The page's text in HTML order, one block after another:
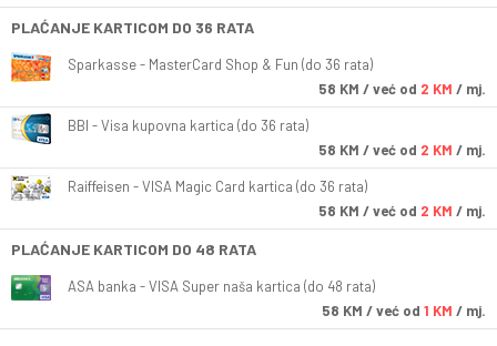
PLAĆANJE KARTICOM DO 36 RATA
Sparkasse - MasterCard Shop & Fun (do 36 rata)
58 KM / već od 2 KM / mj.
BBI - Visa kupovna kartica (do 36 rata)
58 KM / već od 2 KM / mj.
Raiffeisen - VISA Magic Card kartica (do 36 rata)
58 KM / već od 2 KM / mj.
PLAĆANJE KARTICOM DO 48 RATA
ASA banka - VISA Super naša kartica (do 48 rata)
58 KM / već od 1 KM / mj.